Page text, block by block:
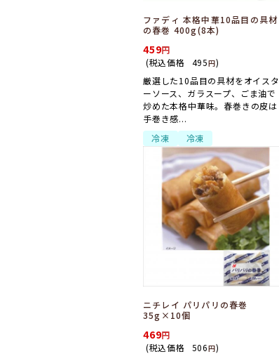
ファディ 本格中華10品目の具材
の春巻 400g(8本)
459
(税込価格 495円)
厳選した10品目の具材をオイスタ
ーソース、ガラスープ、ごま油で
炒めた本格中華味。春巻きの皮は
手巻き感...
冷凍
冷凍
ニチレイ パリパリの春巻
35g×10個
469
(税込価格 506円)